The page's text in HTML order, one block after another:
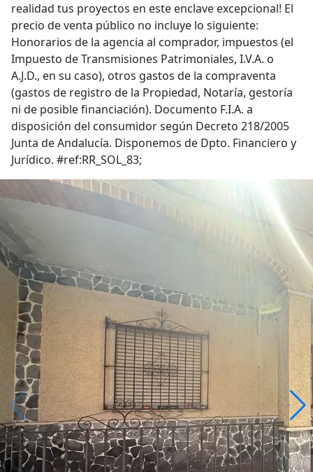
realidad tus proyectos en este enclave excepcional! El
precio de venta público no incluye lo siguiente:
Honorarios de la agencia al comprador, impuestos (el
Impuesto de Transmisiones Patrimoniales, I.V.A. o
A.J.D., en su caso), otros gastos de la compraventa
(gastos de registro de la Propiedad, Notaría, gestoría
ni de posible financiación). Documento F.I.A. a
disposición del consumidor según Decreto 218/2005
Junta de Andalucía. Disponemos de Dpto. Financiero y
Jurídico. #ref:RR_SOL_83;